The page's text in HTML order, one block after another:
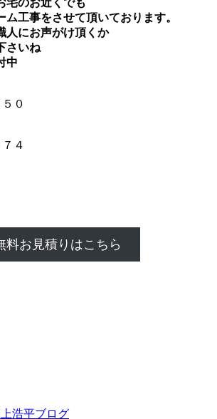
工事をさせて頂いております。
人にお声がけ頂くか
さいね
中
０
４
料お見積りはこちら
浩平ブログ